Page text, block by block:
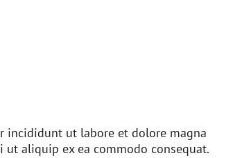
incididunt ut labore et dolore magna
aliquip ex ea commodo consequat.